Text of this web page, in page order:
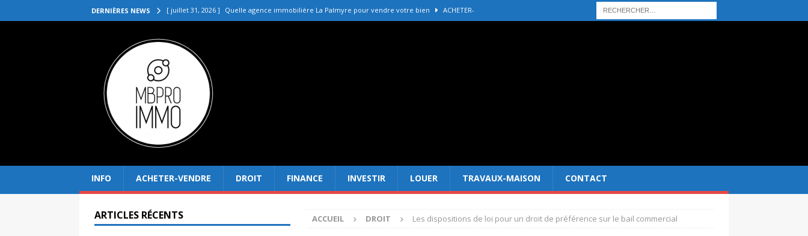
DERNIÈRES NEWS [ juillet 31, 2026 ] Quelle agence immobilière La Palmyre pour vendre votre bien ACHETER-
[ juillet 27, 2026 ]
[ juillet 23, 2026 ]
[ juillet 19, 2026 ]
[ août 4, 2026 ]
INFO ACHETER-VENDRE DROIT FINANCE INVESTIR LOUER TRAVAUX-MAISON CONTACT
ACCUEIL DROIT Les dispositions de loi pour un droit de préférence sur le bail commercial
ARTICLES RÉCENTS